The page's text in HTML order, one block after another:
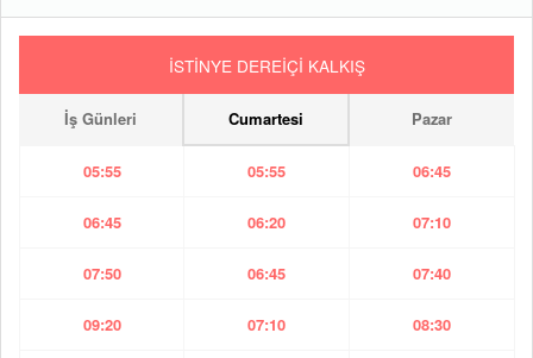
İSTİNYE DEREİÇİ KALKIŞ
İş Günleri Cumartesi Pazar
05:55 05:55 06:45
06:45 06:20 07:10
07:50 06:45 07:40
09:20 07:10 08:30